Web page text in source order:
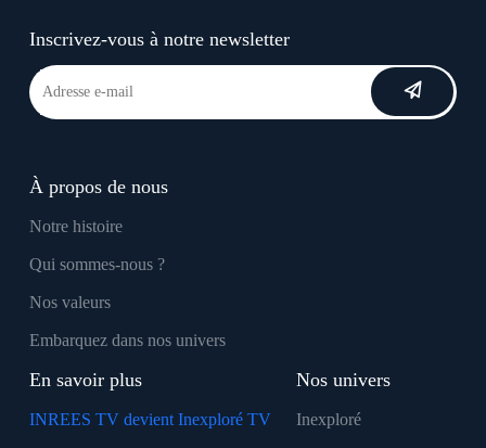
Inscrivez-vous à notre newsletter
À propos de nous
Notre histoire
Qui sommes-nous ?
Nos valeurs
Embarquez dans nos univers
En savoir plus
INREES TV devient Inexploré TV
Nos univers
Inexploré